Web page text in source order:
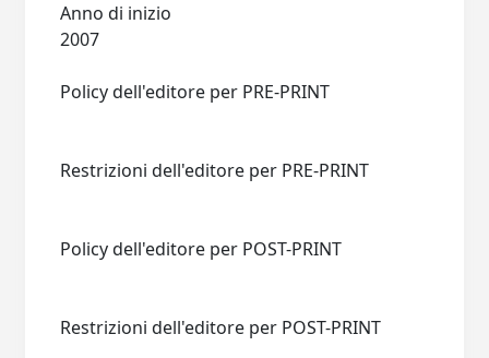
Anno di inizio
Policy dell'editore per PRE-PRINT
Restrizioni dell'editore per PRE-PRINT
Policy dell'editore per POST-PRINT
Restrizioni dell'editore per POST-PRINT